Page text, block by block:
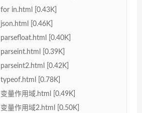
for in.html [0.43K]
json.html [0.46K]
parsefloat.html [0.40K]
parseint.html [0.39K]
parseint2.html [0.42K]
typeof.html [0.78K]
变量作用域.html [0.49K]
变量作用域2.html [0.50K]